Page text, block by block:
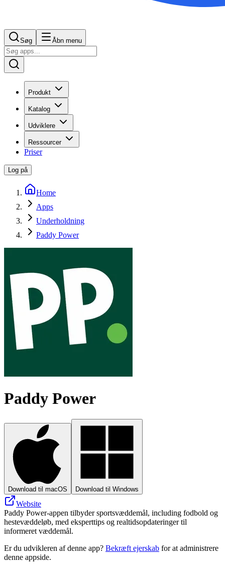
Søg Åbn menu
Produkt
Katalog
Udviklere
Ressourcer
Priser
Log på
Home
Apps
Underholdning
Paddy Power
Paddy Power
Download til macOS Download til Windows
Website
Paddy Power-appen tilbyder sportsvæddemål, including fodbold og
hestevæddeløb, med eksperttips og realtidsopdateringer til
informeret væddemål.
Er du udvikleren af denne app? Bekræft ejerskab for at administrere
denne appside.